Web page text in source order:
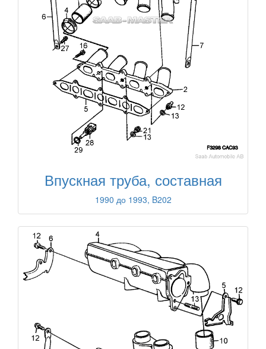
Впускная труба, составная
1990 до 1993, B202